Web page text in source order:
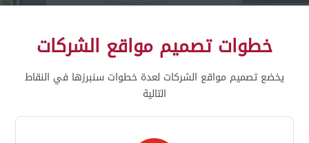
خطوات تصميم مواقع الشركات
يخضع تصميم مواقع الشركات لعدة خطوات سنبرزها في النقاط
التالية